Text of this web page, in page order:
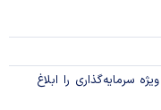
سرمایه‌گذاری را ابلاغ